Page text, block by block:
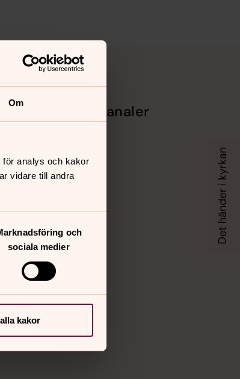
Om
analys och kakor
vidare till andra
och
sociala medier
kakor
Sociala kanaler
Youtube
Vimeo